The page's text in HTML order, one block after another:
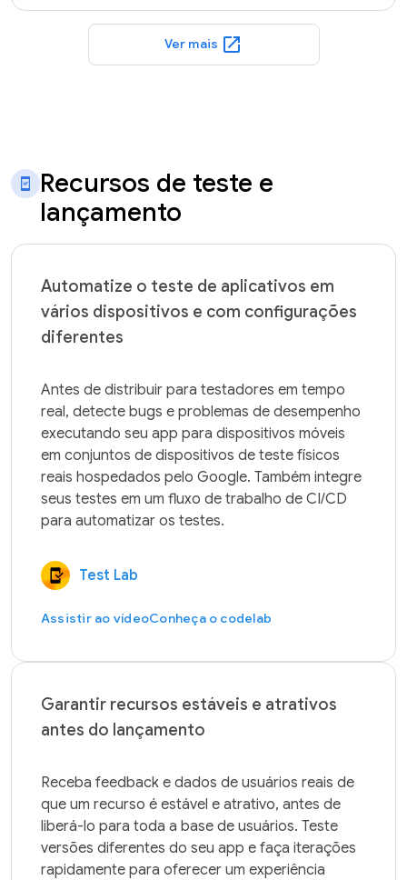
Ver mais open_in_new
Recursos de teste e
lançamento
Automatize o teste de aplicativos em
vários dispositivos e com configurações
diferentes
Antes de distribuir para testadores em tempo
real, detecte bugs e problemas de desempenho
executando seu app para dispositivos móveis
em conjuntos de dispositivos de teste físicos
reais hospedados pelo Google. Também integre
seus testes em um fluxo de trabalho de CI/CD
Test Lab
Assistir ao vídeoConheça o codelab
Garantir recursos estáveis e atrativos
antes do lançamento
Receba feedback e dados de usuários reais de
que um recurso é estável e atrativo, antes de
liberá-lo para toda a base de usuários. Teste
versões diferentes do seu app e faça iterações
rapidamente para oferecer um experiência